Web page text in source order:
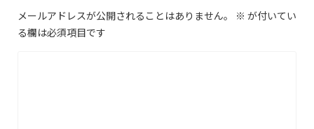
メールアドレスが公開されることはありません。 ※ が付いてい
る欄は必須項目です